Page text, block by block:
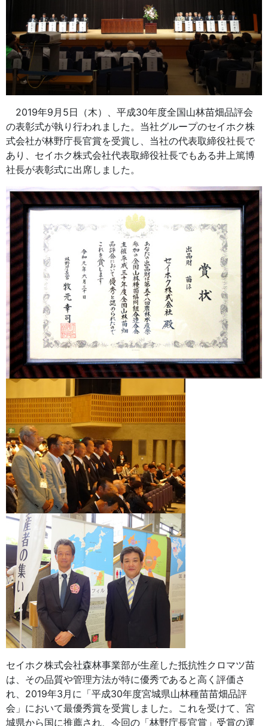
2019年9月5日（木）、平成30年度全国山林苗畑品評会
の表彰式が執り行われました。当社グループのセイホク株
式会社が林野庁長官賞を受賞し、当社の代表取締役社長で
あり、セイホク株式会社代表取締役社長でもある井上篤博
社長が表彰式に出席しました。
セイホク株式会社森林事業部が生産した抵抗性クロマツ苗
は、その品質や管理方法が特に優秀であると高く評価さ
れ、2019年3月に「平成30年度宮城県山林種苗苗畑品評
会」において最優秀賞を受賞しました。これを受けて、宮
城県から国に推薦され、今回の「林野庁長官賞」受賞の運